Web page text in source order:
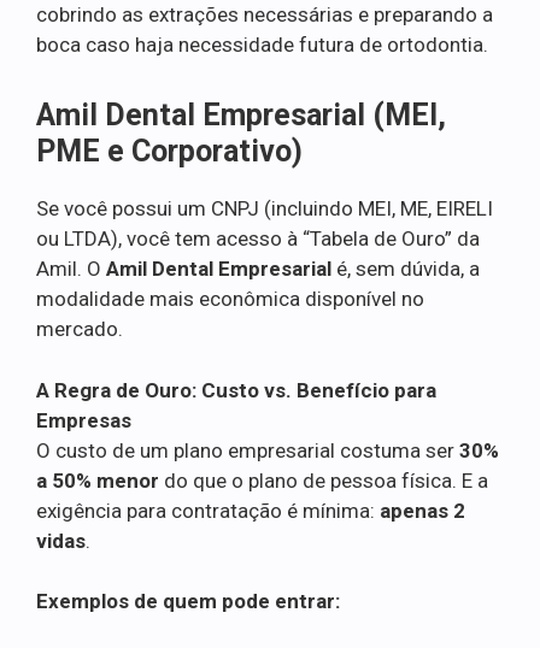
cobrindo as extrações necessárias e preparando a
boca caso haja necessidade futura de ortodontia.
Amil Dental Empresarial (MEI,
PME e Corporativo)
Se você possui um CNPJ (incluindo MEI, ME, EIRELI
ou LTDA), você tem acesso à “Tabela de Ouro” da
Amil. O Amil Dental Empresarial é, sem dúvida, a
modalidade mais econômica disponível no
mercado.
A Regra de Ouro: Custo vs. Benefício para
Empresas
O custo de um plano empresarial costuma ser 30%
a 50% menor do que o plano de pessoa física. E a
exigência para contratação é mínima: apenas 2
vidas.
Exemplos de quem pode entrar: